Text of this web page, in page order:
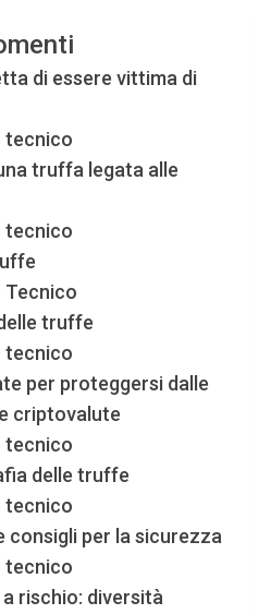
di essere vittima di
tecnico
truffa legata alle
tecnico
truffe
tecnico
per proteggersi dalle
criptovalute
tecnico
delle truffe
tecnico
consigli per la sicurezza
tecnico
rischio: diversità